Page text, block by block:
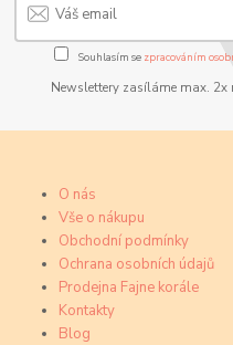
Souhlasím se zpracováním
Newslettery zasíláme max. 2x
O nás
Vše o nákupu
Obchodní podmínky
Ochrana osobních údajů
Prodejna Fajne korále
Kontakty
Blog